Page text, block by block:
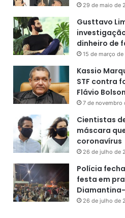
29 de maio de
Gusttavo
dinheiro de
15 de março
Kassio
STF contra
Flávio
7 de novembro
Cientistas
máscara
coronavírus
26 de julho de
Polícia
festa em
26 de julho de